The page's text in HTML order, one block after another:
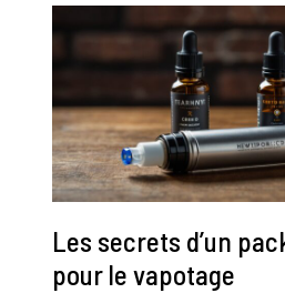
Les secrets d’un
pour le vapotage